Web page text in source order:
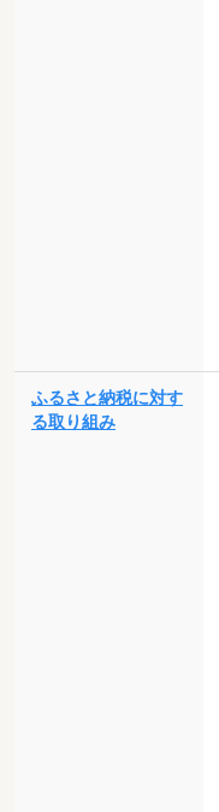
ふるさと納税に対す
る取り組み